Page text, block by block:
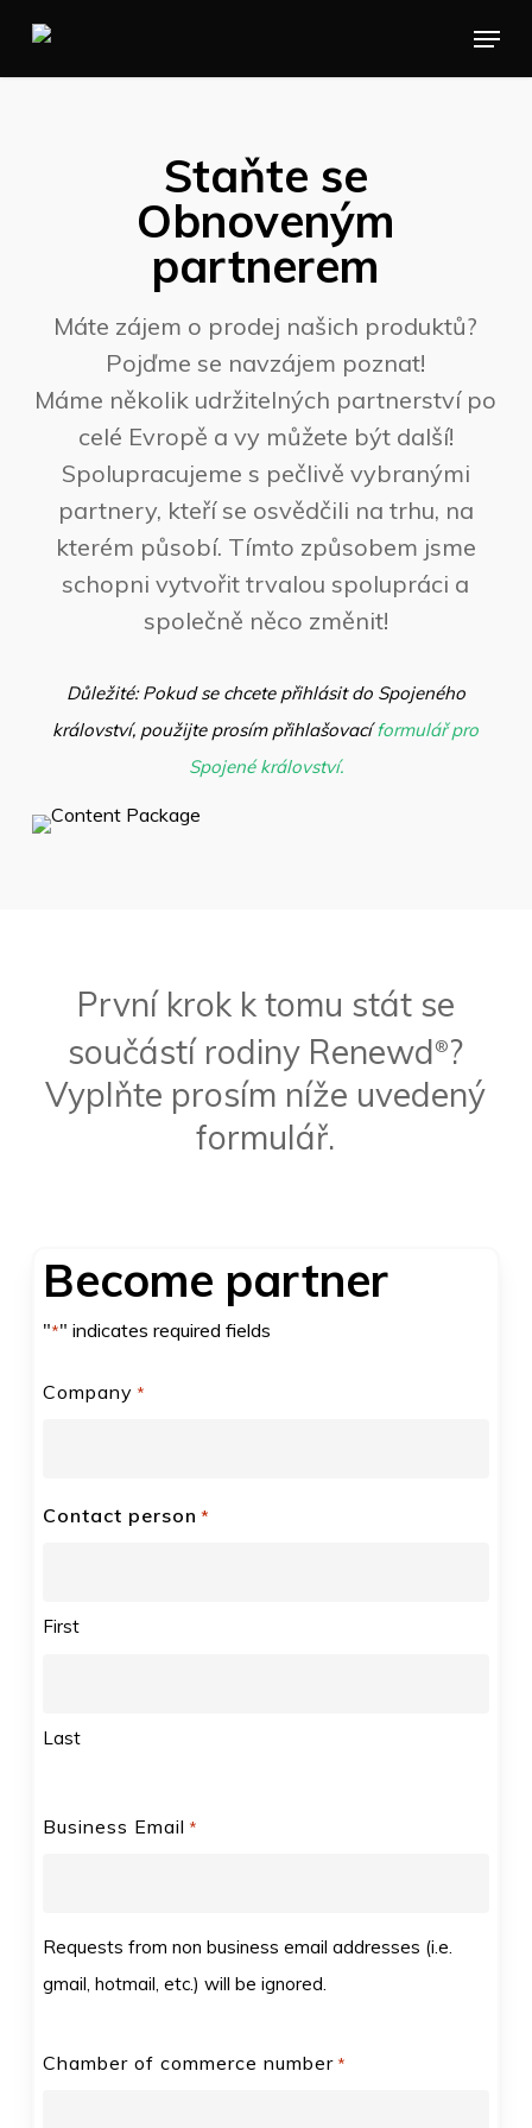
Menu
Staňte se
Obnoveným
partnerem
Máte zájem o prodej našich produktů?
Pojďme se navzájem poznat!
Máme několik udržitelných partnerství po
celé Evropě a vy můžete být další!
Spolupracujeme s pečlivě vybranými
partnery, kteří se osvědčili na trhu, na
kterém působí. Tímto způsobem jsme
schopni vytvořit trvalou spolupráci a
společně něco změnit!
Důležité: Pokud se chcete přihlásit do Spojeného
království, použijte prosím přihlašovacíformulář pro
Spojené království.
První krok k tomu stát se
součástí rodiny Renewd®?
Vyplňte prosím níže uvedený
formulář.
Become partner
"*" indicates required fields
Company *
Contact person *
First
Last
Business Email *
Requests from non business email addresses (i.e.
gmail, hotmail, etc.) will be ignored.
Chamber of commerce number *